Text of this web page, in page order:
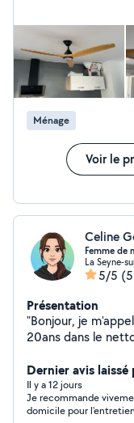
Ménage
Voir le
Celine
Femme de
La Seyne-
5/5
Présentation
"Bonjour, je
20ans dans le
rigoureuse sur
l'entretien complet
communes)
commerciaux Secteur :de Bandol à La garde . Paiement
Dernier avis
Il y a 12 jours
Je recommande vivement Céline .
domicile pour